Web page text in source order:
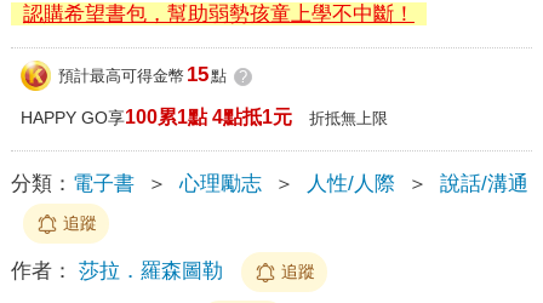
認購希望書包，幫助弱勢孩童上學不中斷！
預計最高可得金幣 15點 ?
HAPPY GO享100累1點 4點抵1元 折抵無上限
分類： 電子書 ＞ 心理勵志 ＞ 人性/人際 ＞ 說話/溝通
追蹤
作者： 莎拉．羅森圖勒 追蹤